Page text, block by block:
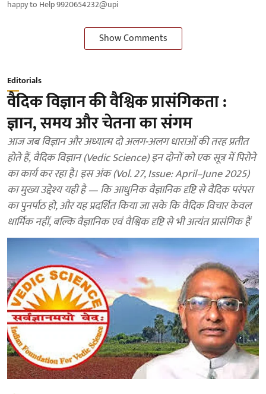
happy to Help 9920654232@upi
Show Comments
Editorials
वैदिक विज्ञान की वैश्विक प्रासंगिकता :
ज्ञान, समय और चेतना का संगम
आज जब विज्ञान और अध्यात्म दो अलग-अलग धाराओं की तरह प्रतीत
होते हैं, वैदिक विज्ञान (Vedic Science) इन दोनों को एक सूत्र में पिरोने
का कार्य कर रहा है। इस अंक (Vol. 27, Issue: April–June 2025)
का मुख्य उद्देश्य यही है — कि आधुनिक वैज्ञानिक दृष्टि से वैदिक परंपरा
का पुनर्पाठ हो, और यह प्रदर्शित किया जा सके कि वैदिक विचार केवल
धार्मिक नहीं, बल्कि वैज्ञानिक एवं वैश्विक दृष्टि से भी अत्यंत प्रासंगिक हैं